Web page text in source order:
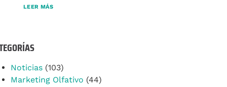
LEER MÁS
Noticias (103)
Marketing Olfativo (44)